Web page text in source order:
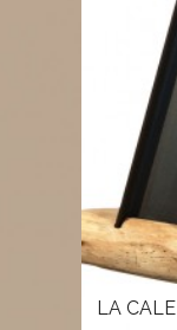
LA CALE